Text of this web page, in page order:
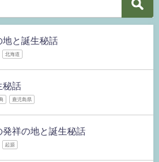
地と誕生秘話
北海道
秘話
鹿児島県
発祥の地と誕生秘話
起源